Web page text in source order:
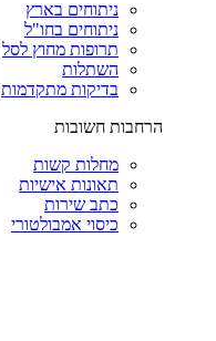
ניתוחים בארץ
ניתוחים בחו"ל
תרופות מחוץ לסל
השתלות
בדיקות מתקדמות
הרחבות חשובות
מחלות קשות
תאונות אישיות
כתב שירות
כיסוי אמבולטורי